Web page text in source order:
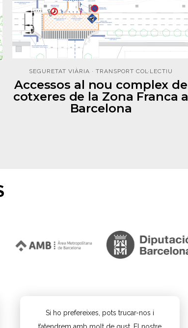
SEGURETAT VIÀRIA · TRANSPORT COL·LECTIU
Accessos al nou complex de
cotxeres de la Zona Franca a
Barcelona
Si ho prefereixes, pots trucar-nos i